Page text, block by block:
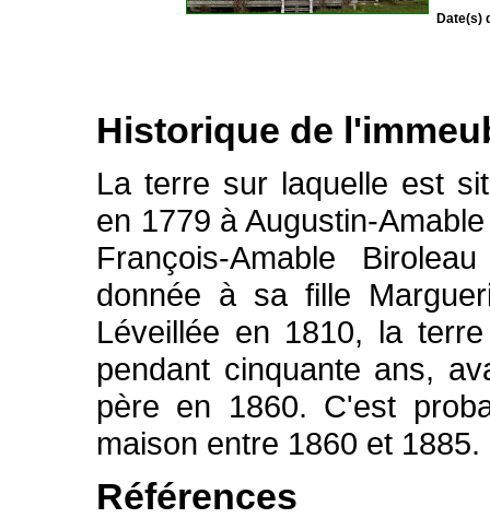
Historique de
La terre sur laquelle est
en 1779 à Augustin-
François-Amable
donnée à sa fille
Léveillée en 1810, la
pendant cinquante ans,
père en 1860. C'est
maison entre 1860 et 1885.
Références